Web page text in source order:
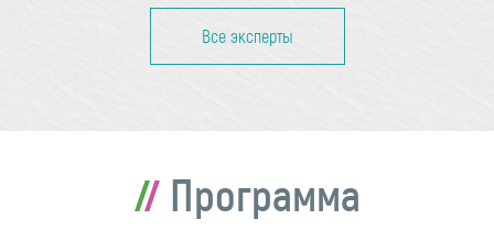
Все эксперты
Программа